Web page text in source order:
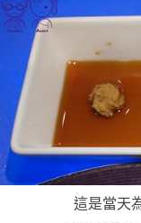
這是當天